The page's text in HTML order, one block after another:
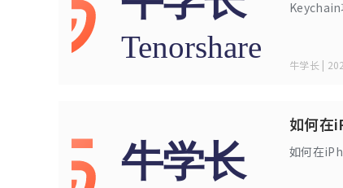
Keychain
牛学长 |
如何在
如何在